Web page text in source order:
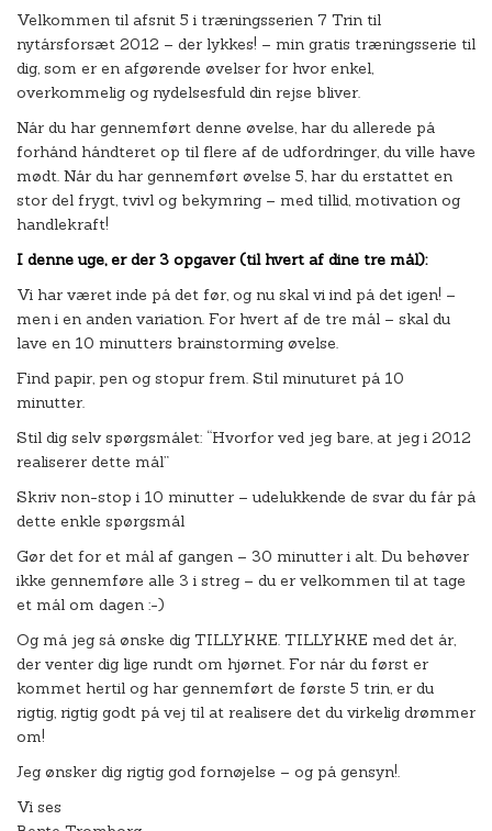
Velkommen til afsnit 5 i træningsserien 7 Trin til
nytårsforsæt 2012 – der lykkes! – min gratis træningsserie til
dig, som er en afgørende øvelser for hvor enkel,
overkommelig og nydelsesfuld din rejse bliver.
Når du har gennemført denne øvelse, har du allerede på
forhånd håndteret op til flere af de udfordringer, du ville have
mødt. Når du har gennemført øvelse 5, har du erstattet en
stor del frygt, tvivl og bekymring – med tillid, motivation og
handlekraft!
I denne uge, er der 3 opgaver (til hvert af dine tre mål):
Vi har været inde på det før, og nu skal vi ind på det igen! –
men i en anden variation. For hvert af de tre mål – skal du
lave en 10 minutters brainstorming øvelse.
Find papir, pen og stopur frem. Stil minuturet på 10
minutter.
Stil dig selv spørgsmålet: “Hvorfor ved jeg bare, at jeg i 2012
realiserer dette mål”
Skriv non-stop i 10 minutter – udelukkende de svar du får på
dette enkle spørgsmål
Gør det for et mål af gangen – 30 minutter i alt. Du behøver
ikke gennemføre alle 3 i streg – du er velkommen til at tage
et mål om dagen :-)
Og må jeg så ønske dig TILLYKKE. TILLYKKE med det år,
der venter dig lige rundt om hjørnet. For når du først er
kommet hertil og har gennemført de første 5 trin, er du
rigtig, rigtig godt på vej til at realisere det du virkelig drømmer
om!
Jeg ønsker dig rigtig god fornøjelse – og på gensyn!.
Vi ses